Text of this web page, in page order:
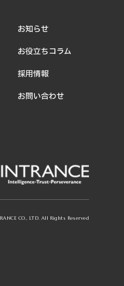
お知らせ
お役立ちコラム
採用情報
お問い合わせ
CO., LTD. All Rights Reserved